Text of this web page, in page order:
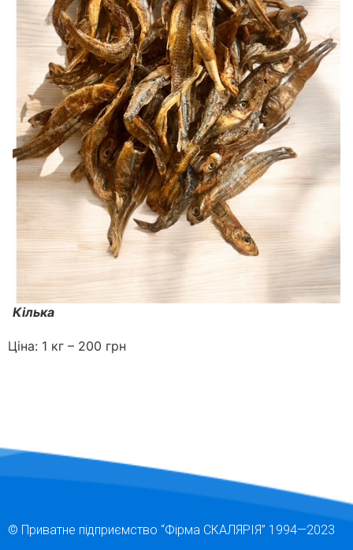
Кілька
Ціна: 1 кг – 200 грн
© Приватне підприємство “Фірма СКАЛЯРІЯ” 1994—2023